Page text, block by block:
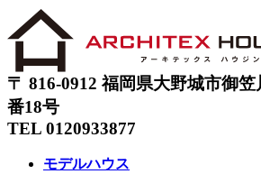
〒 816-0912 福岡県大野城市御笠
番18号
TEL 0120933877
モデルハウス